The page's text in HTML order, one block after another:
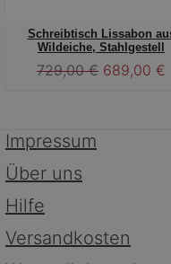
Schreibtisch Lissabon
Wildeiche, Stahlgestell
729,00 € 689,00 €
Impressum
Über uns
Hilfe
Versandkosten